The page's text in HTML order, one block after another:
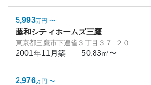
5,993万円 〜
藤和シティホームズ三鷹
東京都三鷹市下連雀３丁目３７−２０
2001年11月築 50.83㎡〜
2,976万円 〜